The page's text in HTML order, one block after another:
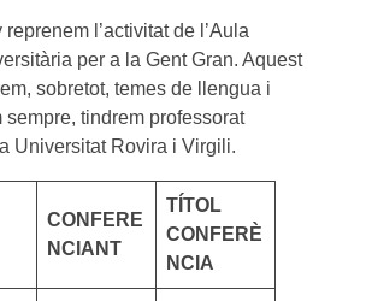
l’activitat de l’Aula
per a la Gent Gran. Aquest
sobretot, temes de llengua i
tindrem professorat
Universitat Rovira i Virgili.
CONFERE
NCIANT
TÍTOL
CONFERÈ
NCIA